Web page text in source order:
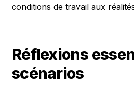
conditions de travail aux
Réflexions
scénarios